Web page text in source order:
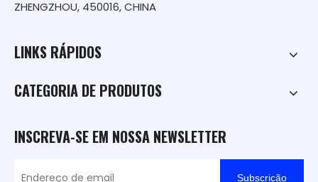
ZHENGZHOU, 450016, CHINA
LINKS RÁPIDOS
CATEGORIA DE PRODUTOS
INSCREVA-SE EM NOSSA NEWSLETTER
Subscrição